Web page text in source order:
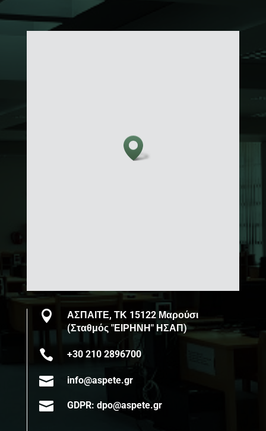

ΑΣΠΑΙΤΕ, ΤΚ 15122 Μαρούσι
(Σταθμός "ΕΙΡΗΝΗ" ΗΣΑΠ)
 +30 210 2896700
 info@aspete.gr
 GDPR: dpo@aspete.gr